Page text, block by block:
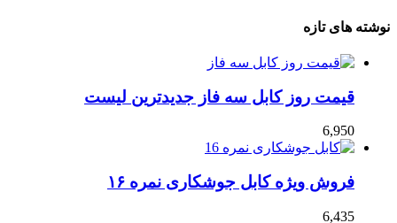
نوشته های تازه
قیمت روز کابل سه فاز جدیدترین لیست
6,950
فروش ویژه کابل جوشکاری نمره ۱۶
6,435